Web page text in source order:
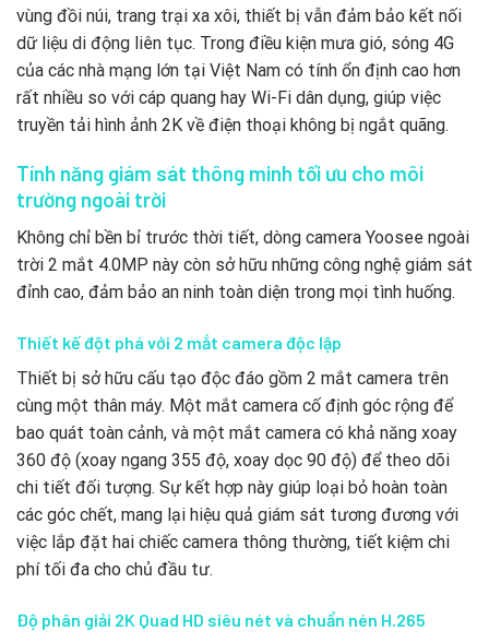
vùng đồi núi, trang trại xa xôi, thiết bị vẫn đảm bảo kết nối
dữ liệu di động liên tục. Trong điều kiện mưa gió, sóng 4G
của các nhà mạng lớn tại Việt Nam có tính ổn định cao hơn
rất nhiều so với cáp quang hay Wi-Fi dân dụng, giúp việc
truyền tải hình ảnh 2K về điện thoại không bị ngắt quãng.
Tính năng giám sát thông minh tối ưu cho môi
trường ngoài trời
Không chỉ bền bỉ trước thời tiết, dòng camera Yoosee ngoài
trời 2 mắt 4.0MP này còn sở hữu những công nghệ giám sát
đỉnh cao, đảm bảo an ninh toàn diện trong mọi tình huống.
Thiết kế đột phá với 2 mắt camera độc lập
Thiết bị sở hữu cấu tạo độc đáo gồm 2 mắt camera trên
cùng một thân máy. Một mắt camera cố định góc rộng để
bao quát toàn cảnh, và một mắt camera có khả năng xoay
360 độ (xoay ngang 355 độ, xoay dọc 90 độ) để theo dõi
chi tiết đối tượng. Sự kết hợp này giúp loại bỏ hoàn toàn
các góc chết, mang lại hiệu quả giám sát tương đương với
việc lắp đặt hai chiếc camera thông thường, tiết kiệm chi
phí tối đa cho chủ đầu tư.
Độ phân giải 2K Quad HD siêu nét và chuẩn nén H.265